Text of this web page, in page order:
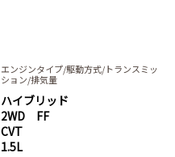
エンジンタイプ/駆動方式/トランスミッ
ション/排気量
ハイブリッド
2WD FF
CVT
1.5L